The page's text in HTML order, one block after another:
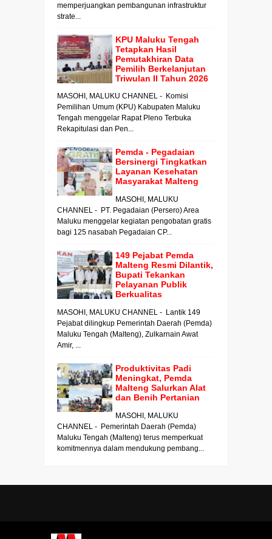
memperjuangkan pembangunan infrastruktur
strate...
KPU Maluku Tengah
Tetapkan Hasil
Pemutakhiran Data
Pemilih Berkelanjutan
Triwulan II Tahun 2026
MASOHI, MALUKU CHANNEL - Komisi
Pemilihan Umum (KPU) Kabupaten Maluku
Tengah menggelar Rapat Pleno Terbuka
Rekapitulasi dan Pen...
Pemda - Pegadaian
Bersinergi Tingkatkan
Layanan Kesehatan
Masyarakat Malteng
MASOHI, MALUKU
CHANNEL - PT. Pegadaian (Persero) Area
Maluku menggelar kegiatan pengobatan gratis
bagi 125 nasabah Pegadaian CP...
149 Pejabat Pemda
Malteng Resmi Dilantik,
Bupati Tekankan
Pelayanan Publik
Berkualitas
MASOHI, MALUKU CHANNEL - Lantik 149
Pejabat dilingkup Pemerintah Daerah (Pemda)
Maluku Tengah (Malteng), Zulkarnain Awat
Amir, ...
Produktivitas Padi
Meningkat, Pemda
Malteng Salurkan Alat
dan Benih Pertanian
MASOHI, MALUKU
CHANNEL - Pemerintah Daerah (Pemda)
Maluku Tengah (Malteng) terus memperkuat
komitmennya dalam mendukung pembang...